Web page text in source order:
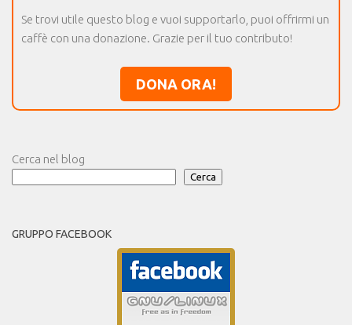
Se trovi utile questo blog e vuoi supportarlo, puoi offrirmi un
caffè con una donazione. Grazie per il tuo contributo!
DONA ORA!
Cerca nel blog
Cerca
GRUPPO FACEBOOK